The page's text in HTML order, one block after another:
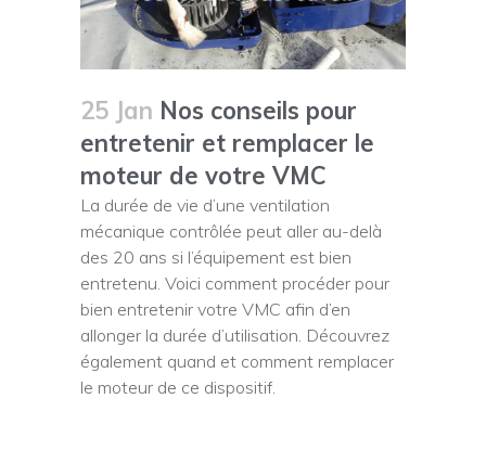
25 Jan Nos conseils pour
entretenir et remplacer le
moteur de votre VMC
La durée de vie d’une ventilation
mécanique contrôlée peut aller au-delà
des 20 ans si l’équipement est bien
entretenu. Voici comment procéder pour
bien entretenir votre VMC afin d’en
allonger la durée d’utilisation. Découvrez
également quand et comment remplacer
le moteur de ce dispositif.